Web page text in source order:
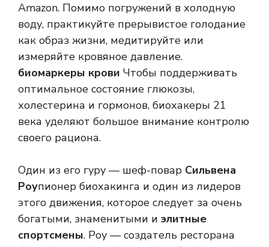
Amazon. Помимо погружений в холодную
воду, практикуйте прерывистое голодание
как образ жизни, медитируйте или
измеряйте кровяное давление.
биомаркеры крови Чтобы поддерживать
оптимальное состояние глюкозы,
холестерина и гормонов, биохакеры 21
века уделяют большое внимание контролю
своего рациона.
Один из его гуру — шеф-повар Сильвена
Роупионер биохакинга и один из лидеров
этого движения, которое следует за очень
богатыми, знаменитыми и элитные
спортсмены. Роу — создатель ресторана